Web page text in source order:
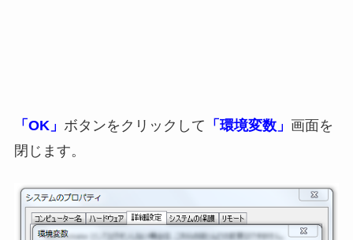
「OK」 ボタンをクリックして 「環境変数」 画面を
閉じます。